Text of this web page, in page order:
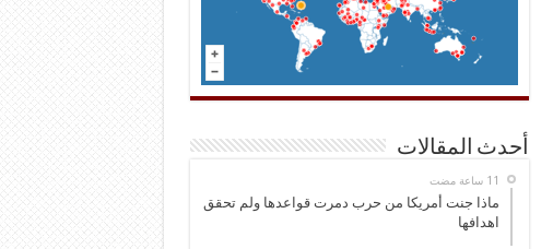
أحدث المقالات
ماذا جنت أمريكا من حرب دمرت قواعدها ولم تحقق
اهدافها